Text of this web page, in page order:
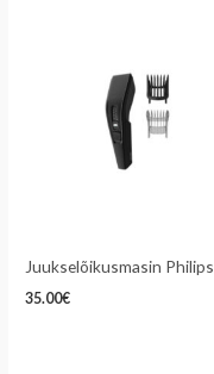
Juukselõikusmasin Philips
35.00€